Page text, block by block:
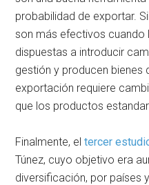
probabilidad de exportar.
son más efectivos cuando
dispuestas a introducir
gestión y producen bienes
exportación requiere
que los productos
Finalmente, eltercer
Túnez, cuyo objetivo era
diversificación, por países